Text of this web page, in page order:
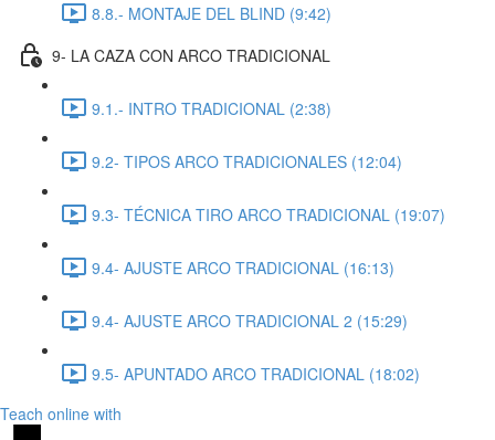
8.8.- MONTAJE DEL BLIND (9:42)
9- LA CAZA CON ARCO TRADICIONAL
9.1.- INTRO TRADICIONAL (2:38)
9.2- TIPOS ARCO TRADICIONALES (12:04)
9.3- TÉCNICA TIRO ARCO TRADICIONAL (19:07)
9.4- AJUSTE ARCO TRADICIONAL (16:13)
9.4- AJUSTE ARCO TRADICIONAL 2 (15:29)
9.5- APUNTADO ARCO TRADICIONAL (18:02)
Teach online with